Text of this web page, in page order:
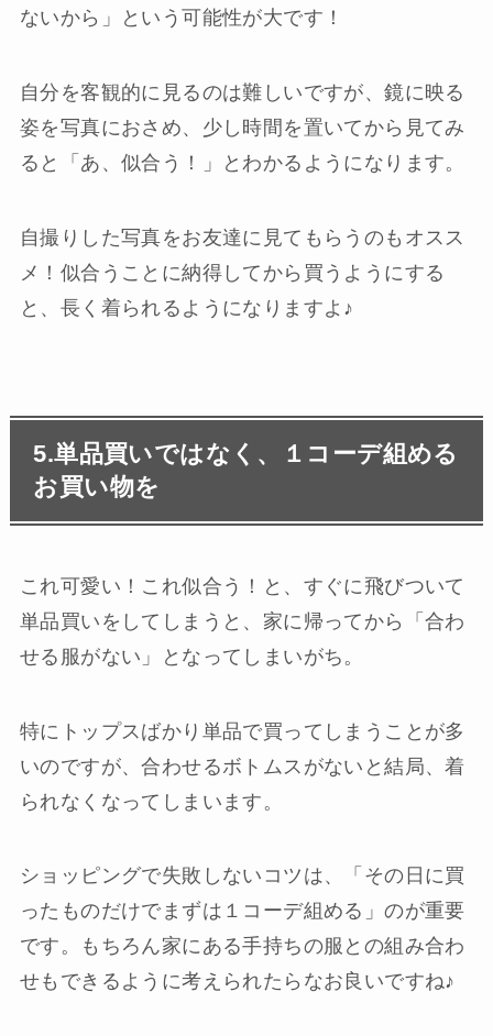
ないから」という可能性が大です！
自分を客観的に見るのは難しいですが、鏡に映る
姿を写真におさめ、少し時間を置いてから見てみ
ると「あ、似合う！」とわかるようになります。
自撮りした写真をお友達に見てもらうのもオスス
メ！似合うことに納得してから買うようにする
と、長く着られるようになりますよ♪
5.単品買いではなく、１コーデ組める
お買い物を
これ可愛い！これ似合う！と、すぐに飛びついて
単品買いをしてしまうと、家に帰ってから「合わ
せる服がない」となってしまいがち。
特にトップスばかり単品で買ってしまうことが多
いのですが、合わせるボトムスがないと結局、着
られなくなってしまいます。
ショッピングで失敗しないコツは、「その日に買
ったものだけでまずは１コーデ組める」のが重要
です。もちろん家にある手持ちの服との組み合わ
せもできるように考えられたらなお良いですね♪